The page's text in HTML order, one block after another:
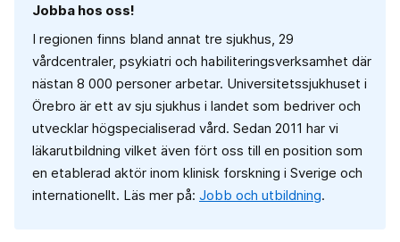
Jobba hos oss!
I regionen finns bland annat tre sjukhus, 29
vårdcentraler, psykiatri och habiliteringsverksamhet där
nästan 8 000 personer arbetar. Universitetssjukhuset i
Örebro är ett av sju sjukhus i landet som bedriver och
utvecklar högspecialiserad vård. Sedan 2011 har vi
läkarutbildning vilket även fört oss till en position som
en etablerad aktör inom klinisk forskning i Sverige och
internationellt. Läs mer på: Jobb och utbildning.